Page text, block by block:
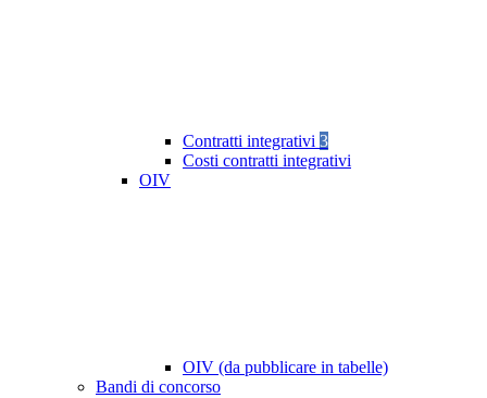
Contratti integrativi 3
Costi contratti integrativi
OIV
OIV (da pubblicare in tabelle)
Bandi di concorso